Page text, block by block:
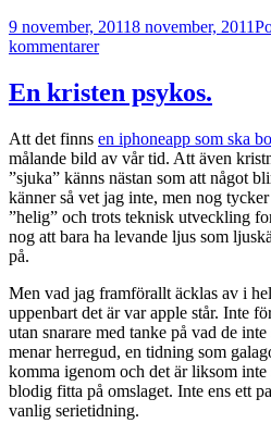
Postat
9 november, 20118 november, 2011
kommentarertill
inte
för
att
man
inte
har
rätten
någon
för
att
bära
ens
barn.
En kristen psykos.
Att det finns en iphoneapp som ska
målande bild av vår tid. Att även
”sjuka” känns nästan som att något
känner så vet jag inte, men nog
”helig” och trots teknisk utveckling
nog att bara ha levande ljus som
på.
Men vad jag framförallt äcklas av i
uppenbart det är var apple står. Inte
utan snarare med tanke på vad de
menar herregud, en tidning som
komma igenom och det är liksom
blodig fitta på omslaget. Inte ens ett
vanlig serietidning.